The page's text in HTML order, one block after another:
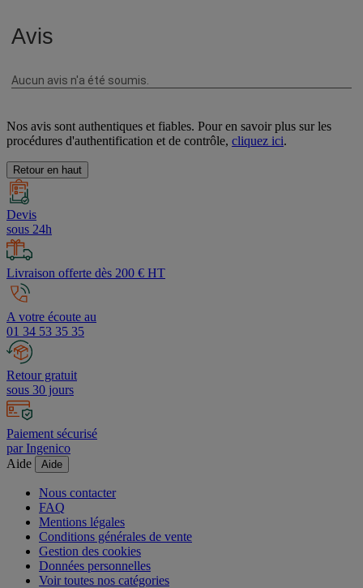
Nos avis sont authentiques et fiables. Pour en savoir plus sur les
procédures d'authentification et de contrôle, cliquez ici.
Retour en haut
Devis
sous 24h
Livraison offerte dès 200 € HT
A votre écoute au
01 34 53 35 35
Retour gratuit
sous 30 jours
Paiement sécurisé
par Ingenico
Aide
Aide
Nous contacter
FAQ
Mentions légales
Conditions générales de vente
Gestion des cookies
Données personnelles
Voir toutes nos catégories